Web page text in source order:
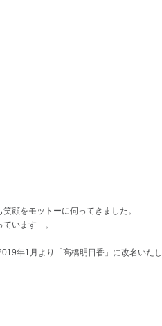
顔をモットーに伺ってきました。
ています―。
年1月より「高橋明日香」に改名いたし